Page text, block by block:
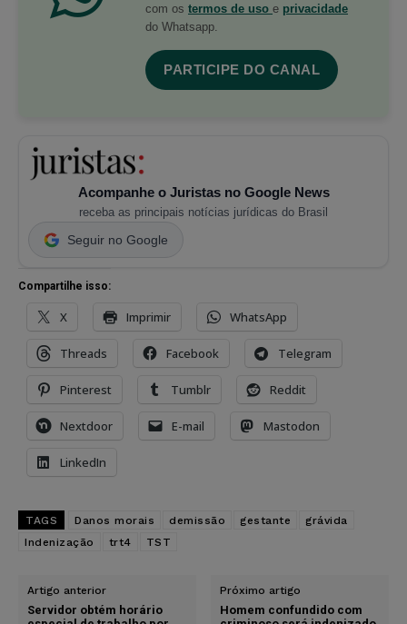
com os termos de uso e privacidade
do Whatsapp.
PARTICIPE DO CANAL
Acompanhe o Juristas no Google News
receba as principais notícias jurídicas do Brasil
Seguir no Google
Compartilhe isso:
X Imprimir WhatsApp
Threads Facebook Telegram
Pinterest Tumblr Reddit
Nextdoor E-mail Mastodon
LinkedIn
TAGS Danos morais demissão gestante
grávida
Indenização
trt4 TST
Artigo anterior
Servidor obtém horário
Próximo artigo
Homem confundido com